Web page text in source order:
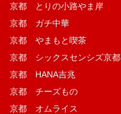
京都 とりの小路やま岸
京都 ガチ中華
京都 やまもと喫茶
京都 シックスセンシズ京都
京都 HANA吉兆
京都 チーズもの
京都 オムライス